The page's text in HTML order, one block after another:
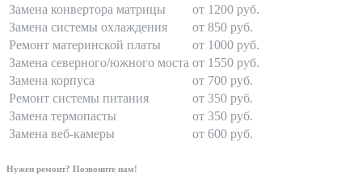
Замена конвертора матрицы
от 1200 руб.
Замена системы охлаждения
от 850 руб.
Ремонт материнской платы
от 1000 руб.
Замена северного/южного моста от 1550 руб.
Замена корпуса
от 700 руб.
Ремонт системы питания
от 350 руб.
Замена термопасты
от 350 руб.
Замена веб-камеры
от 600 руб.
Нужен ремонт? Позвоните нам!